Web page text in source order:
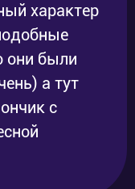
характер
они были
а тут
с